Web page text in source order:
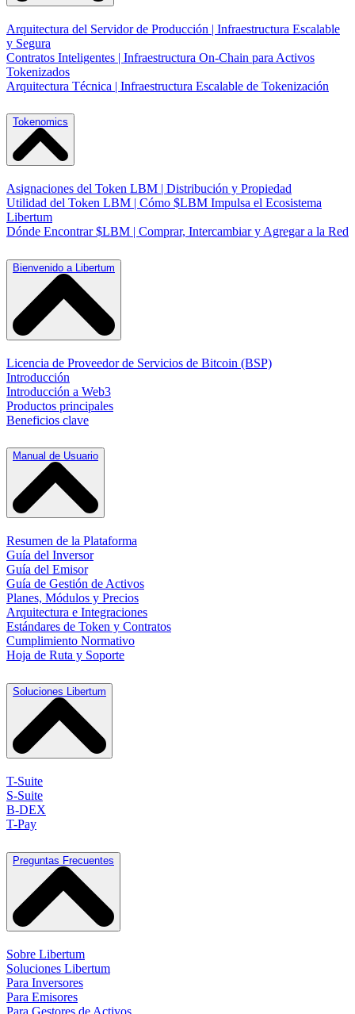
Arquitectura del Servidor de Producción | Infraestructura Escalable
y Segura
Contratos Inteligentes | Infraestructura On-Chain para Activos
Tokenizados
Arquitectura Técnica | Infraestructura Escalable de Tokenización
Tokenomics
Asignaciones del Token LBM | Distribución y Propiedad
Utilidad del Token LBM | Cómo $LBM Impulsa el Ecosistema
Libertum
Dónde Encontrar $LBM | Comprar, Intercambiar y Agregar a la Red
Bienvenido a Libertum
Licencia de Proveedor de Servicios de Bitcoin (BSP)
Introducción
Introducción a Web3
Productos principales
Beneficios clave
Manual de Usuario
Resumen de la Plataforma
Guía del Inversor
Guía del Emisor
Guía de Gestión de Activos
Planes, Módulos y Precios
Arquitectura e Integraciones
Estándares de Token y Contratos
Cumplimiento Normativo
Hoja de Ruta y Soporte
Soluciones Libertum
T-Suite
S-Suite
B-DEX
T-Pay
Preguntas Frecuentes
Sobre Libertum
Soluciones Libertum
Para Inversores
Para Emisores